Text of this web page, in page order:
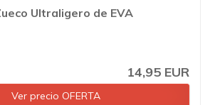
Ultraligero de EVA
14,95 EUR
Ver precio OFERTA